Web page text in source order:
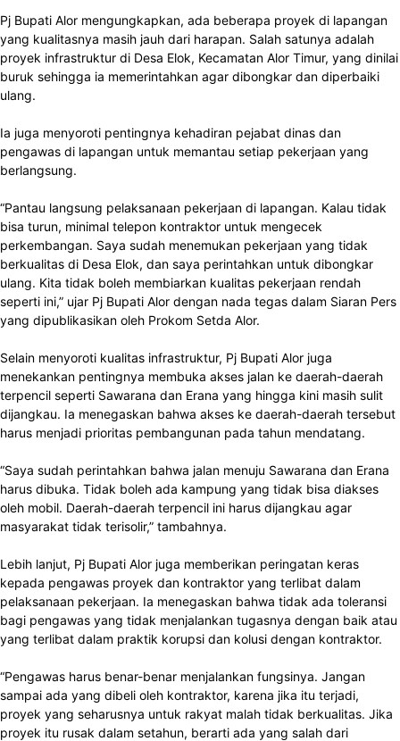
Pj Bupati Alor mengungkapkan, ada beberapa proyek di lapangan
yang kualitasnya masih jauh dari harapan. Salah satunya adalah
proyek infrastruktur di Desa Elok, Kecamatan Alor Timur, yang dinilai
buruk sehingga ia memerintahkan agar dibongkar dan diperbaiki
ulang.
Ia juga menyoroti pentingnya kehadiran pejabat dinas dan
pengawas di lapangan untuk memantau setiap pekerjaan yang
berlangsung.
“Pantau langsung pelaksanaan pekerjaan di lapangan. Kalau tidak
bisa turun, minimal telepon kontraktor untuk mengecek
perkembangan. Saya sudah menemukan pekerjaan yang tidak
berkualitas di Desa Elok, dan saya perintahkan untuk dibongkar
ulang. Kita tidak boleh membiarkan kualitas pekerjaan rendah
seperti ini,” ujar Pj Bupati Alor dengan nada tegas dalam Siaran Pers
yang dipublikasikan oleh Prokom Setda Alor.
Selain menyoroti kualitas infrastruktur, Pj Bupati Alor juga
menekankan pentingnya membuka akses jalan ke daerah-daerah
terpencil seperti Sawarana dan Erana yang hingga kini masih sulit
dijangkau. Ia menegaskan bahwa akses ke daerah-daerah tersebut
harus menjadi prioritas pembangunan pada tahun mendatang.
“Saya sudah perintahkan bahwa jalan menuju Sawarana dan Erana
harus dibuka. Tidak boleh ada kampung yang tidak bisa diakses
oleh mobil. Daerah-daerah terpencil ini harus dijangkau agar
masyarakat tidak terisolir,” tambahnya.
Lebih lanjut, Pj Bupati Alor juga memberikan peringatan keras
kepada pengawas proyek dan kontraktor yang terlibat dalam
pelaksanaan pekerjaan. Ia menegaskan bahwa tidak ada toleransi
bagi pengawas yang tidak menjalankan tugasnya dengan baik atau
yang terlibat dalam praktik korupsi dan kolusi dengan kontraktor.
“Pengawas harus benar-benar menjalankan fungsinya. Jangan
sampai ada yang dibeli oleh kontraktor, karena jika itu terjadi,
proyek yang seharusnya untuk rakyat malah tidak berkualitas. Jika
proyek itu rusak dalam setahun, berarti ada yang salah dari